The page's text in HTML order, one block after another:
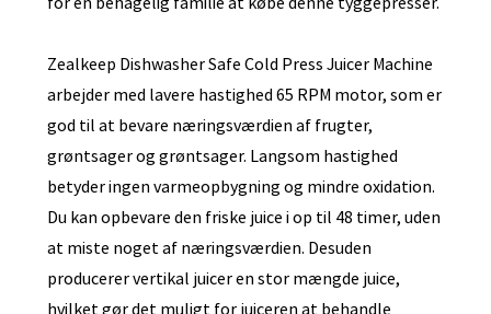
Zealkeep Dishwasher Safe Cold Press Juicer Machine
arbejder med lavere hastighed 65 RPM motor, som er
god til at bevare næringsværdien af ​​frugter,
grøntsager og grøntsager. Langsom hastighed
betyder ingen varmeopbygning og mindre oxidation.
Du kan opbevare den friske juice i op til 48 timer, uden
at miste noget af næringsværdien. Desuden
producerer vertikal juicer en stor mængde juice,
hvilket gør det muligt for juiceren at behandle